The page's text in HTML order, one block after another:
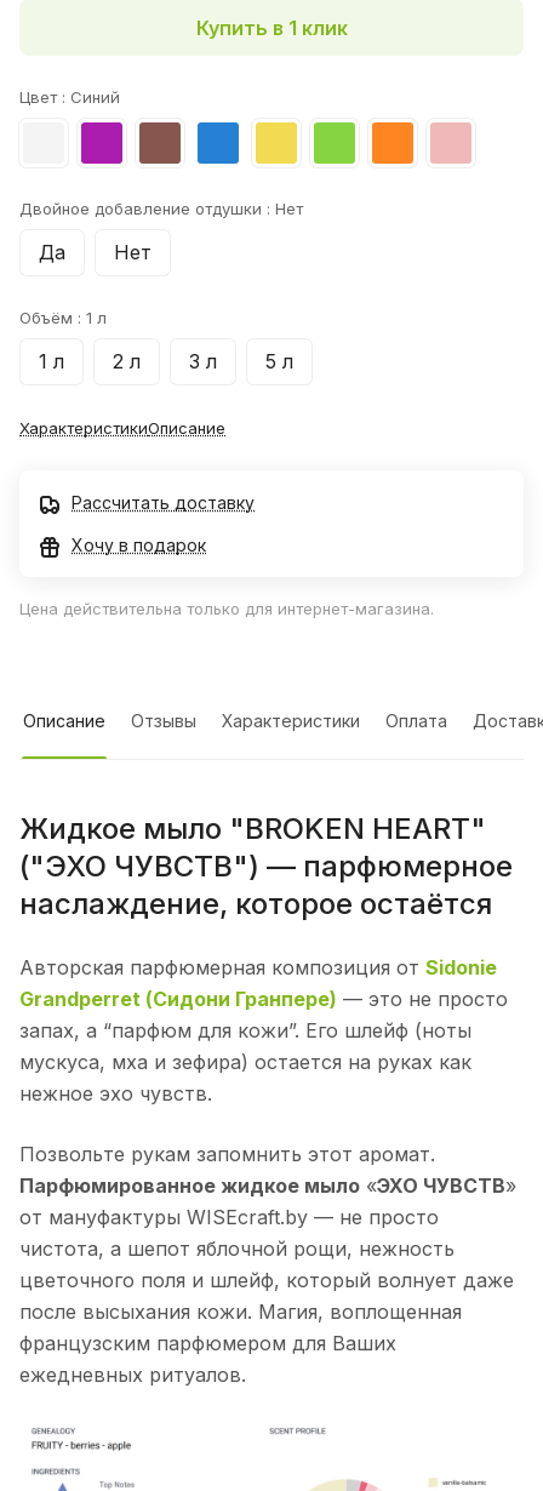
Купить в 1 клик
Цвет : Синий
Двойное добавление отдушки : Нет
Да Нет
Объём : 1 л
1 л 2 л 3 л 5 л
ХарактеристикиОписание
Рассчитать доставку
Хочу в подарок
Цена действительна только для интернет-магазина.
Описание Отзывы Характеристики Оплата
Жидкое мыло "BROKEN HEART"
("ЭХО ЧУВСТВ") — парфюмерное
наслаждение, которое остаётся
Авторская парфюмерная композиция от Sidonie
Grandperret (Сидони Гранпере) — это не просто
запах, а “парфюм для кожи”. Его шлейф (ноты
мускуса, мха и зефира) остается на руках как
нежное эхо чувств.
Позвольте рукам запомнить этот аромат.
Парфюмированное жидкое мыло «ЭХО ЧУВСТВ»
от мануфактуры WISEcraft.by — не просто
чистота, а шепот яблочной рощи, нежность
цветочного поля и шлейф, который волнует даже
после высыхания кожи. Магия, воплощенная
французским парфюмером для Ваших
ежедневных ритуалов.